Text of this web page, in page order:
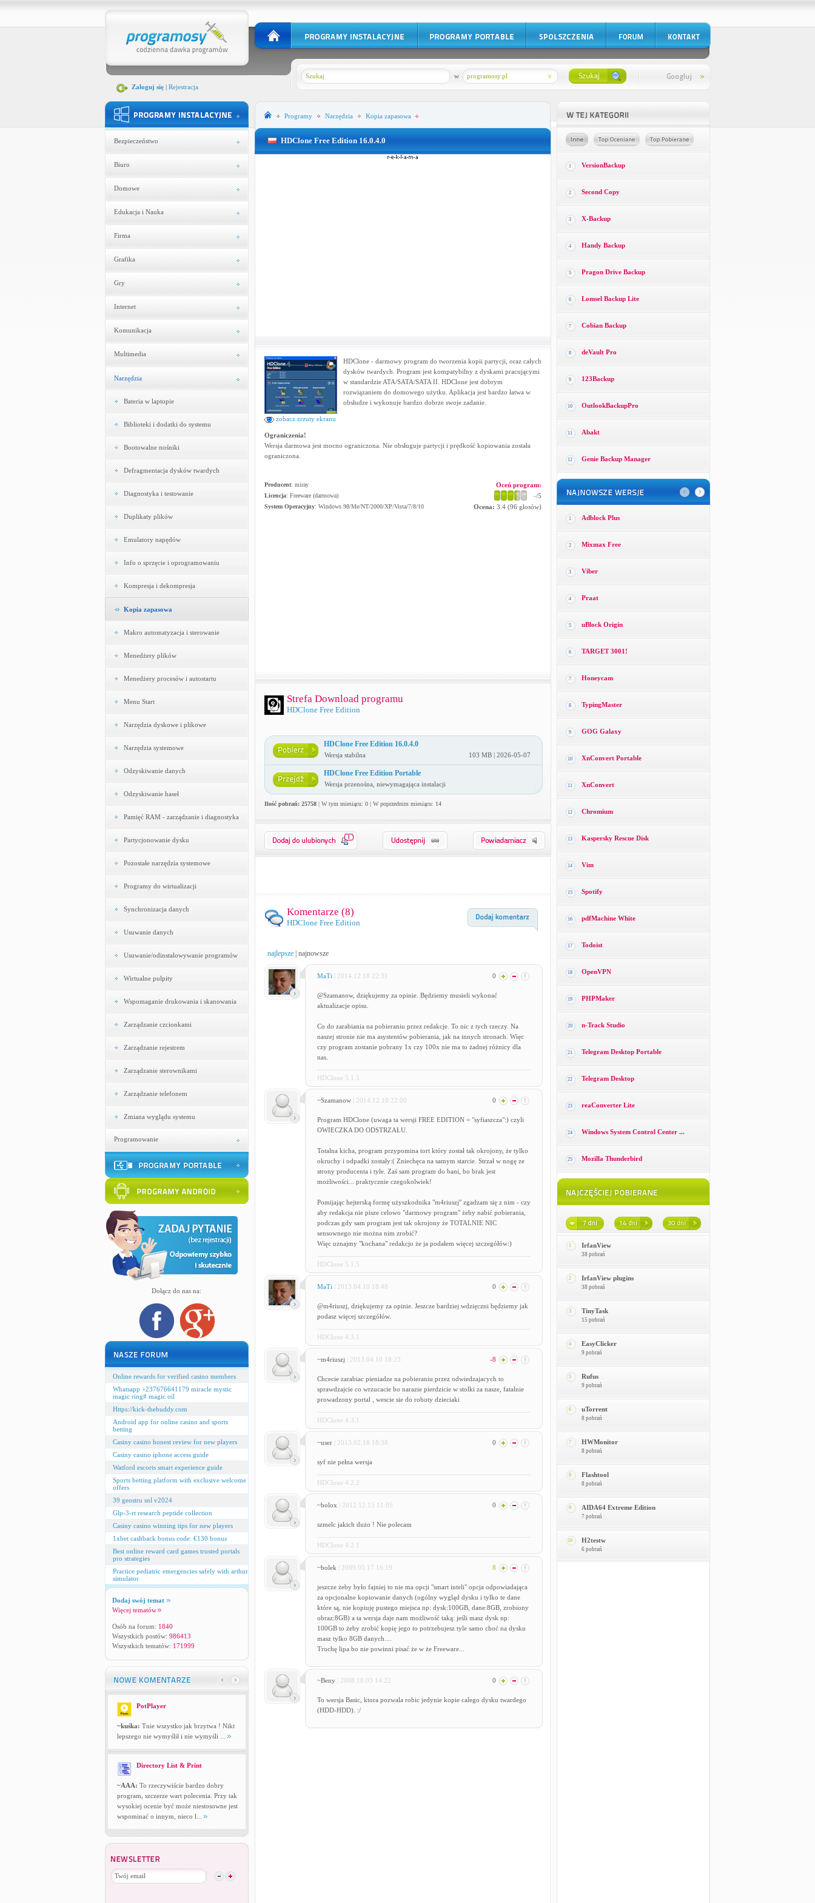
Zaloguj się| Rejestracja
programosy.pl
w
Bezpieczeństwo
Biuro
Domowe
Edukacja i Nauka
Firma
Grafika
Gry
Internet
Komunikacja
Multimedia
Narzędzia
Bateria w laptopie
Biblioteki i dodatki do systemu
Bootowalne nośniki
Defragmentacja dysków twardych
Diagnostyka i testowanie
Duplikaty plików
Emulatory napędów
Info o sprzęcie i oprogramowaniu
Kompresja i dekompresja
Kopia zapasowa
Makro automatyzacja i sterowanie
Menedżery plików
Menedżery procesów i autostartu
Menu Start
Narzędzia dyskowe i plikowe
Narzędzia systemowe
Odzyskiwanie danych
Odzyskiwanie haseł
Pamięć RAM - zarządzanie i diagnostyka
Partycjonowanie dysku
Pozostałe narzędzia systemowe
Programy do wirtualizacji
Synchronizacja danych
Usuwanie danych
Usuwanie/odinstalowywanie programów
Wirtualne pulpity
Wspomaganie drukowania i skanowania
Zarządzanie czcionkami
Zarządzanie rejestrem
Zarządzanie sterownikami
Zarządzanie telefonem
Zmiana wyglądu systemu
Programowanie
Dołącz do nas na:
Online rewards for verified casino members
Whatsapp +237676641179 miracle mystic
magic ring# magic oil
Https://kick-thebuddy.com
Android app for online casino and sports
betting
Casiny casino honest review for new players
Casiny casino iphone access guide
Watford escorts smart experience guide
Sports betting platform with exclusive welcome
offers
39 geostru snl v2024
Glp-3-rt research peptide collection
Casiny casino winning tips for new players
1xbet cashback bonus code: €130 bonus
Best online reward card games trusted portals
pro strategies
Practice pediatric emergencies safely with arthur
simulator
Dodaj swój temat
Więcej tematów
Osób na forum: 1840
Wszystkich postów: 986413
Wszystkich tematów: 171999
PotPlayer
~kuśka: Tnie wszystko jak brzytwa ! Nikt
lepszego nie wymyślił i nie wymyśli ...
Directory List & Print
~AAA: To rzeczywiście bardzo dobry
program, szczerze wart polecenia. Przy tak
wysokiej ocenie być może niestosowne jest
wspominać o innym, nieco l...
Programy Narzędzia Kopia zapasowa
HDClone Free Edition 16.0.4.0
zobacz zrzuty ekranu
HDClone - darmowy program do tworzenia kopii partycji, oraz całych
dysków twardych. Program jest kompatybilny z dyskami pracującymi
w standardzie ATA/SATA/SATA II. HDClone jest dobrym
rozwiązaniem do domowego użytku. Aplikacja jest bardzo łatwa w
obsłudze i wykonuje bardzo dobrze swoje zadanie.
Ograniczenia!
Wersja darmowa jest mocno ograniczona. Nie obsługuje partycji i prędkość kopiowania została
ograniczona.
Producent: miray
Licencja: Freeware (darmowa)
System Operacyjny: Windows 98/Me/NT/2000/XP/Vista/7/8/10
Oceń program:
-/5
Ocena: 3.4(96 głosów)
Strefa Download programu
HDClone Free Edition
HDClone Free Edition 16.0.4.0
Wersja stabilna 103 MB | 2026-05-07
HDClone Free Edition Portable
Wersja przenośna, niewymagająca instalacji
Ilość pobrań: 25758| W tym miesiącu: 0 | W poprzednim miesiącu: 14
1
Komentarze (8)
HDClone Free Edition
najlepsze| najnowsze
MaTi | 2014.12.18 22:31 0
@Szamanow, dziękujemy za opinie. Będziemy musieli wykonać
aktualizacje opisu.
Co do zarabiania na pobieraniu przez redakcje. To nic z tych rzeczy. Na
naszej stronie nie ma asystentów pobierania, jak na innych stronach. Więc
czy program zostanie pobrany 1x czy 100x nie ma to żadnej różnicy dla
nas.
HDClone 5.1.5
~Szamanow | 2014.12.18 22:00 0
Program HDClone (uwaga ta wersji FREE EDITION = "syfiaszcza":) czyli
OWIECZKA DO ODSTRZAŁU.
Totalna kicha, program przypomina tort który został tak okrojony, że tylko
okruchy i odpadki zostały:( Zniechęca na samym starcie. Strzał w nogę ze
strony producenta i tyle. Zaś sam program do bani, bo brak jest
możliwości... praktycznie czegokolwiek!
Pomijając hejterską formę użyszkodnika "m4riuszj" zgadzam się z nim - czy
aby redakcja nie pisze celowo "darmowy program" żeby nabić pobierania,
podczas gdy sam program jest tak okrojony że TOTALNIE NIC
sensownego nie można nim zrobić?
Więc uznajmy "kochana" redakcjo że ja podałem więcej szczegółów:)
HDClone 5.1.5
MaTi | 2013.04.10 18:48 0
@m4riuszj, dziękujemy za opinie. Jeszcze bardziej wdzięczni będziemy jak
podasz więcej szczegółów.
HDClone 4.3.1
~m4riuszj | 2013.04.10 18:23 -8
Chcecie zarabiac pieniadze na pobieraniu przez odwiedzajacych to
sprawdzajcie co wrzucacie bo narazie pierdzicie w stolki za nasze, fatalnie
prowadzony portal , wescie sie do roboty dzieciaki
HDClone 4.3.1
~user | 2013.02.18 18:38 0
syf nie pełna wersja
HDClone 4.2.2
~bolox | 2012.12.15 11:05 0
szmelc jakich dużo ! Nie polecam
HDClone 4.2.1
~bolek | 2009.05.17 16:19 8
jeszcze żeby było fajniej to nie ma opcji "smart inteli" opcja odpowiadająca
za opcjonalne kopiowanie danych (ogólny wygląd dysku i tylko te dane
które są, nie kopiuję pustego miejsca np: dysk:100GB, dane:8GB, zrobiony
obraz:8GB) a ta wersja daje nam możliwość taką: jeśli masz dysk np:
100GB to żeby zrobić kopię jego to potrzebujesz tyle samo choć na dysku
masz tylko 8GB danych....
Trochę lipa bo nie powinni pisać że w że Freeware...
~Beny | 2008.10.03 14:22 0
To wersja Basic, ktora pozwala robic jedynie kopie calego dysku twardego
(HDD-HDD). :/
1 VersionBackup
2 Second Copy
3 X-Backup
4 Handy Backup
5 Pragon Drive Backup
6 Lomsel Backup Lite
7 Cobian Backup
8 deVault Pro
9 123Backup
10 OutlookBackupPro
11 Abakt
12 Genie Backup Manager
1 Adblock Plus
2 Mixmax Free
3 Viber
4 Praat
5 uBlock Origin
6 TARGET 3001!
7 Honeycam
8 TypingMaster
9 GOG Galaxy
10 XnConvert Portable
11 XnConvert
12 Chromium
13 Kaspersky Rescue Disk
14 Vim
15 Spotify
16 pdfMachine White
17 Todoist
18 OpenVPN
19 PHPMaker
20 n-Track Studio
21 Telegram Desktop Portable
22 Telegram Desktop
23 reaConverter Lite
24 Windows System Control Center ...
25 Mozilla Thunderbird
1 IrfanView
38 pobrań
2 IrfanView plugins
38 pobrań
3 TinyTask
15 pobrań
4 EasyClicker
9 pobrań
5 Rufus
9 pobrań
6 uTorrent
8 pobrań
7 HWMonitor
8 pobrań
8 Flashtool
8 pobrań
9 AIDA64 Extreme Edition
7 pobrań
10 H2testw
6 pobrań